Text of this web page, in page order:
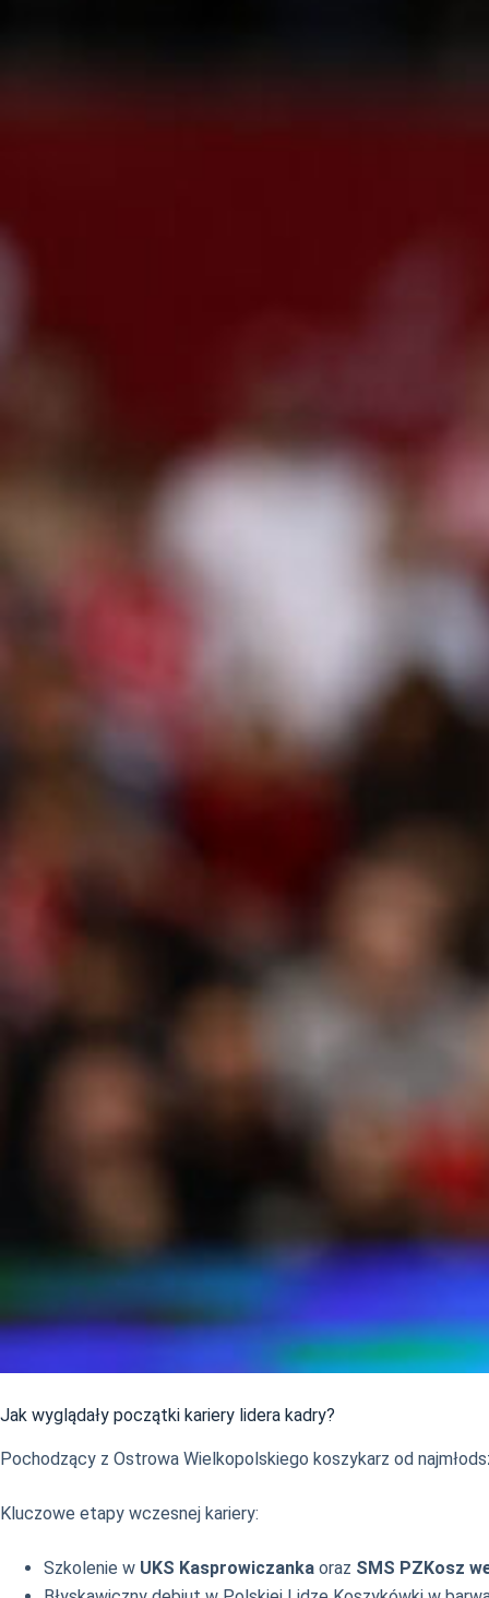
Jak wyglądały początki kariery lidera kadry?
Pochodzący z Ostrowa Wielkopolskiego koszykarz od
Kluczowe etapy wczesnej kariery:
Szkolenie w UKS Kasprowiczanka oraz SMS PZKosz